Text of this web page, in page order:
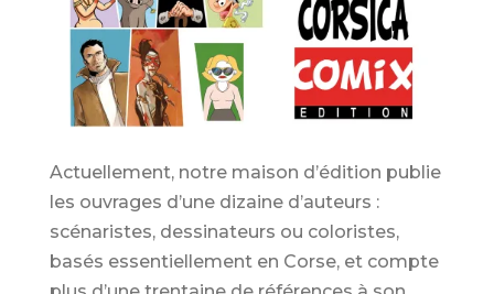
Actuellement, notre maison d’édition publie
les ouvrages d’une dizaine d’auteurs :
scénaristes, dessinateurs ou coloristes,
basés essentiellement en Corse, et compte